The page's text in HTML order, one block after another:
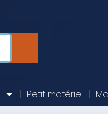
Petit matériel